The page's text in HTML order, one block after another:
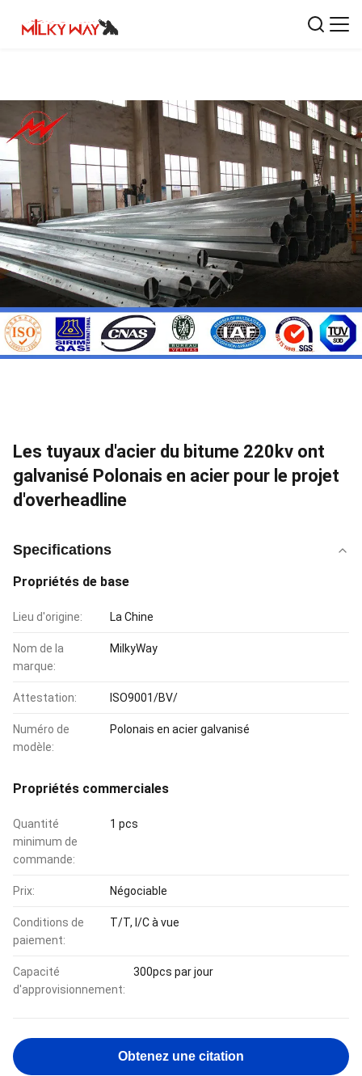
Les tuyaux d'acier du bitume 220kv ont
galvanisé Polonais en acier pour le projet
d'overheadline
Specifications
Propriétés de base
Lieu d'origine: La Chine
Nom de la
marque:
MilkyWay
Attestation: ISO9001/BV/
Numéro de
modèle:
Polonais en acier galvanisé
Propriétés commerciales
Quantité
minimum de
commande:
1 pcs
Prix: Négociable
Conditions de
paiement:
T/T, l/C à vue
Capacité
d'approvisionnement:
300pcs par jour
Obtenez une citation